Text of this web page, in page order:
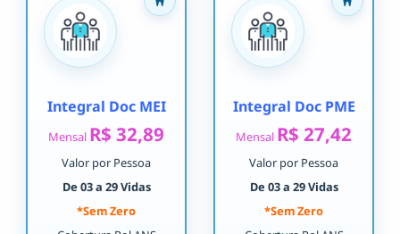
Integral Doc MEI
Mensal R$ 32,89
Valor por Pessoa
De 03 a 29 Vidas
*Sem Zero
Integral Doc PME
Mensal R$ 27,42
Valor por Pessoa
De 03 a 29 Vidas
*Sem Zero